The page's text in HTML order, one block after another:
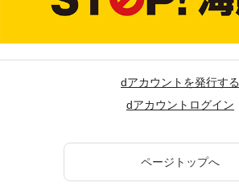
dアカウントを発行する
dアカウントログイン
ページトップへ